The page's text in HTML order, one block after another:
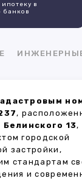
в
банков
,
Белинского 13,
городской
застройки,
стандартам
и